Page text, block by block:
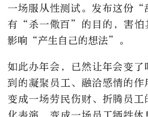
一场服从性测试。发布这份
有“杀一儆百”的目的，害怕
影响“产生自己的想法”。
如此办年会，已然让年会变了
到的凝聚员工、融洽感情的作
变成一场劳民伤财、折腾员工